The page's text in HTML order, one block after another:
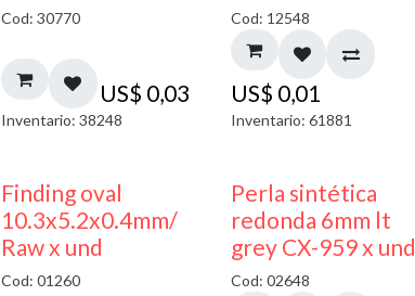
Cod: 30770
US$ 0,03
Inventario: 38248
Cod: 12548
US$ 0,01
Inventario: 61881
Finding oval
10.3x5.2x0.4mm/
Raw x und
Cod: 01260
Perla sintética
redonda 6mm lt
grey CX-959 x und
Cod: 02648